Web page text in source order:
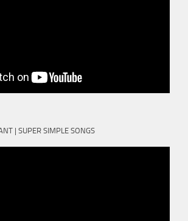
| SUPER SIMPLE SONGS